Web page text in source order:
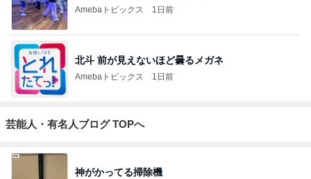
Amebaトピックス 1日前
北斗 前が見えないほど曇るメガネ
Amebaトピックス 1日前
芸能人・有名人ブログ TOPへ
神がかってる掃除機